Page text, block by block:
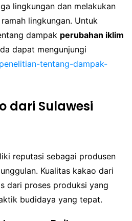
lingkungan dan melakukan
lingkungan. Untuk
dampak perubahan iklim
dapat mengunjungi
tentang-dampak-
dari Sulawesi
reputasi sebagai produsen
Kualitas kakao dari
dari proses produksi yang
budidaya yang tepat.